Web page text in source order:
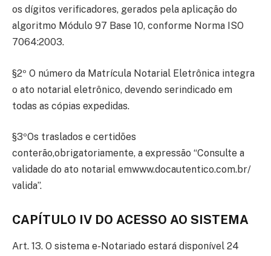
os dígitos verificadores, gerados pela aplicação do
algoritmo Módulo 97 Base 10, conforme Norma ISO
7064:2003.
§2º O número da Matrícula Notarial Eletrônica integra
o ato notarial eletrônico, devendo serindicado em
todas as cópias expedidas.
§3ºOs traslados e certidões
conterão,obrigatoriamente, a expressão “Consulte a
validade do ato notarial emwww.docautentico.com.br/
valida”.
CAPÍTULO IV DO ACESSO AO SISTEMA
Art. 13. O sistema e-Notariado estará disponível 24